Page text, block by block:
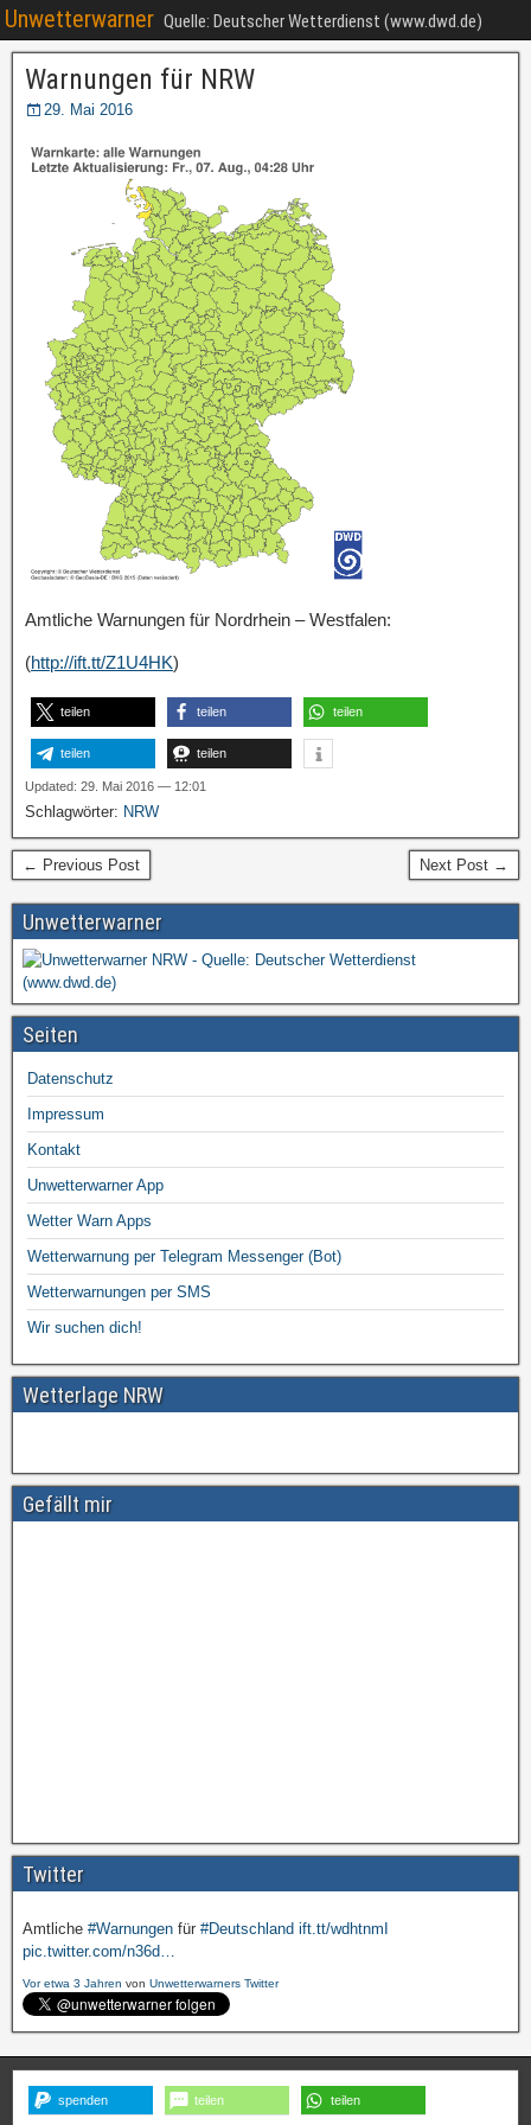
Unwetterwarner Quelle: Deutscher Wetterdienst (www.dwd.de)
Warnungen für NRW
29. Mai 2016
Amtliche Warnungen für Nordrhein – Westfalen:
(http://ift.tt/Z1U4HK)
teilen teilen teilen
teilen teilen
Updated: 29. Mai 2016 — 12:01
Schlagwörter: NRW
← Previous Post Next Post →
Unwetterwarner
Seiten
Datenschutz
Impressum
Kontakt
Unwetterwarner App
Wetter Warn Apps
Wetterwarnung per Telegram Messenger (Bot)
Wetterwarnungen per SMS
Wir suchen dich!
Wetterlage NRW
Gefällt mir
Twitter
pic.twitter.com/cmFX…
Vor etwa 3 Jahren
Amtliche #Warnungen für #Deutschland ift.tt/wdhtnmI
pic.twitter.com/n36d…
spenden teilen teilen